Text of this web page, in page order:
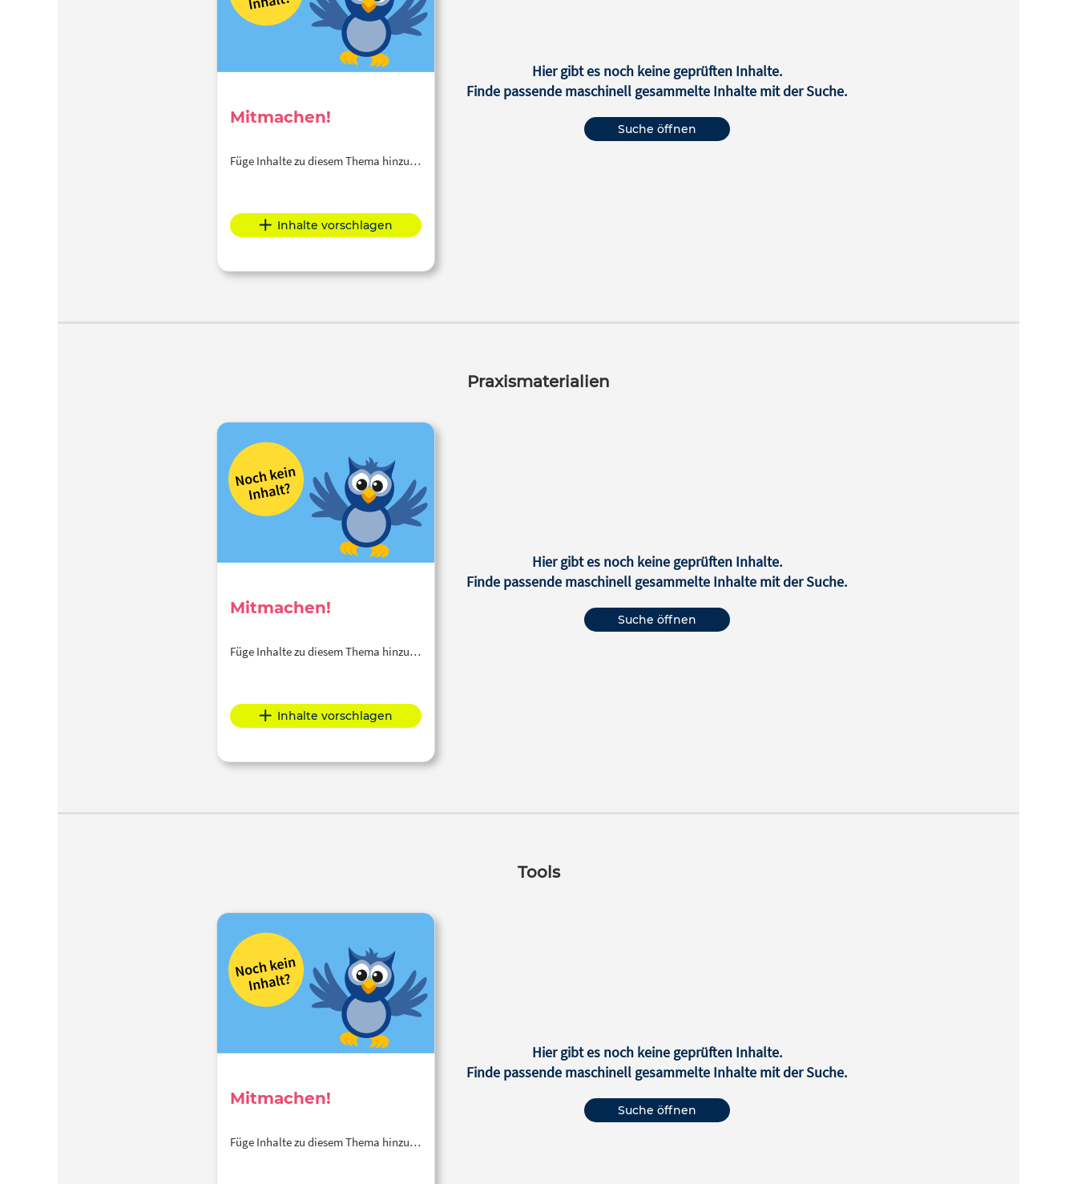
Mitmachen!
Füge Inhalte zu diesem Thema hinzu…
Inhalte vorschlagen
Hier gibt es noch keine geprüften Inhalte.
Finde passende maschinell gesammelte Inhalte mit der Suche.
Suche öffnen
Praxismaterialien
Mitmachen!
Füge Inhalte zu diesem Thema hinzu…
Inhalte vorschlagen
Hier gibt es noch keine geprüften Inhalte.
Finde passende maschinell gesammelte Inhalte mit der Suche.
Suche öffnen
Tools
Mitmachen!
Füge Inhalte zu diesem Thema hinzu…
Hier gibt es noch keine geprüften Inhalte.
Finde passende maschinell gesammelte Inhalte mit der Suche.
Suche öffnen